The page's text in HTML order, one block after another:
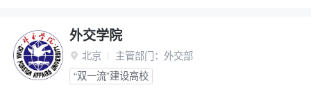
外交学院
 北京 主管部门： 外交部
“双一流”建设高校